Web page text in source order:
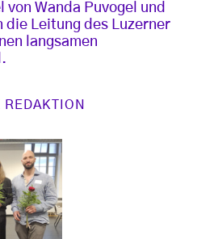
von Wanda Puvogel und
die Leitung des Luzerner
langsamen
REDAKTION